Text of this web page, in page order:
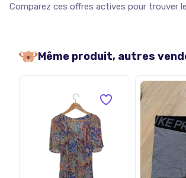
Comparez ces offres actives pour trouver
Même produit, autres